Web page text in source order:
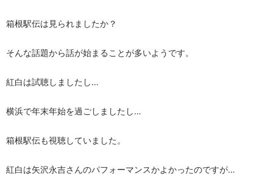
箱根駅伝は見られましたか？
そんな話題から話が始まることが多いようです。
紅白は試聴しましたし…
横浜で年末年始を過ごしましたし…
箱根駅伝も視聴していました。
紅白は矢沢永吉さんのパフォーマンスかよかったのですが…